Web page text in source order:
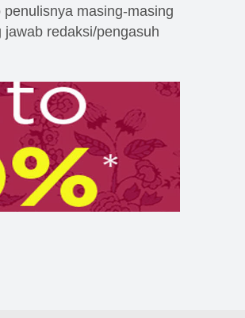
masing-masing
redaksi/pengasuh